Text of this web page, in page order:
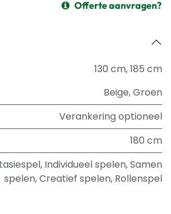
Offerte aanvragen?
130 cm,185 cm
Beige,Groen
Verankering optioneel
180 cm
, Individueel spelen,Samen
spelen,Creatief spelen, Rollenspel